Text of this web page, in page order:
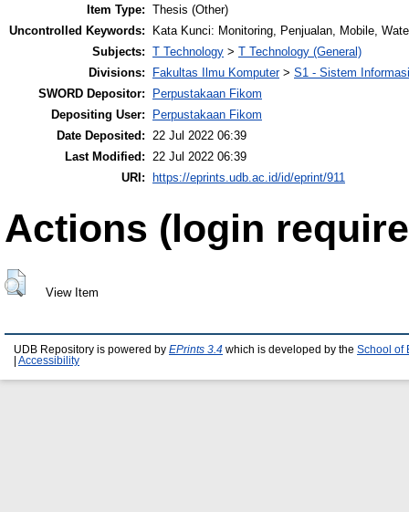
Item Type: Thesis (Other)
Uncontrolled Keywords:
Kata Kunci: Monitoring, Penjualan, Mobile,
Subjects: T Technology > T Technology (General)
Divisions:
Fakultas Ilmu Komputer> S1 - Sistem Informasi
SWORD Depositor:
Perpustakaan Fikom
Depositing User:
Perpustakaan Fikom
Date Deposited: 22 Jul 2022 06:39
Last Modified: 22 Jul 2022 06:39
URI:
https://eprints.udb.ac.id/id/eprint/911
Actions (login
View Item
UDB Repository is powered by EPrints 3.4 which is developed by the School of
Accessibility